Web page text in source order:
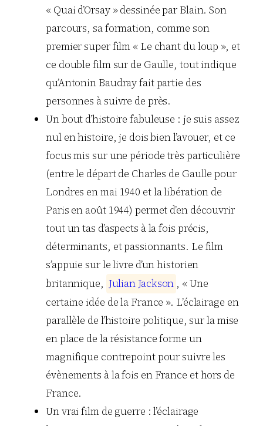
« Quai d’Orsay » dessinée par Blain. Son
parcours, sa formation, comme son
premier super film « Le chant du loup », et
ce double film sur de Gaulle, tout indique
qu’Antonin Baudray fait partie des
personnes à suivre de près.
Un bout d’histoire fabuleuse : je suis assez
nul en histoire, je dois bien l’avouer, et ce
focus mis sur une période très particulière
(entre le départ de Charles de Gaulle pour
Londres en mai 1940 et la libération de
Paris en août 1944) permet d’en découvrir
tout un tas d’aspects à la fois précis,
déterminants, et passionnants. Le film
s’appuie sur le livre d’un historien
britannique, Julian Jackson , « Une
certaine idée de la France ». L’éclairage en
parallèle de l’histoire politique, sur la mise
en place de la résistance forme un
magnifique contrepoint pour suivre les
évènements à la fois en France et hors de
France.
Un vrai film de guerre : l’éclairage